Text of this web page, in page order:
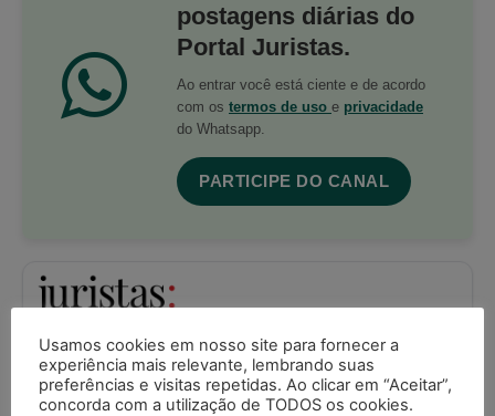
postagens diárias do
Portal Juristas.
Ao entrar você está ciente e de acordo
com os termos de uso e privacidade
do Whatsapp.
PARTICIPE DO CANAL
receba as principais notícias jurídicas do Brasil
Seguir no Google
Usamos cookies em nosso site para fornecer a
experiência mais relevante, lembrando suas
preferências e visitas repetidas. Ao clicar em “Aceitar”,
concorda com a utilização de TODOS os cookies.